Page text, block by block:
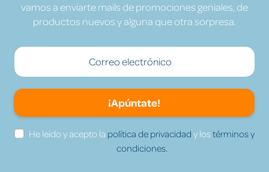
vamos a enviarte mails de promociones geniales, de
productos nuevos y alguna que otra sorpresa.
¡Apúntate!
He leído y acepto la política de privacidad y lostérminos y
condiciones.